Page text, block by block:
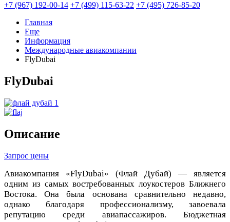
+7 (967) 192-00-14 +7 (499) 115-63-22 +7 (495) 726-85-20
Главная
Еще
Информация
Международные авиакомпании
FlyDubai
FlyDubai
Описание
Запрос цены
Авиакомпания «FlyDubai» (Флай Дубай) — является
одним из самых востребованных лоукостеров Ближнего
Востока. Она была основана сравнительно недавно,
однако благодаря профессионализму, завоевала
репутацию среди авиапассажиров. Бюджетная